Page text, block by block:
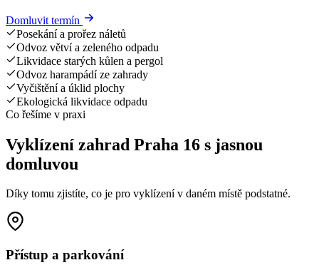
Domluvit termín
Posekání a prořez náletů
Odvoz větví a zeleného odpadu
Likvidace starých kůlen a pergol
Odvoz harampádí ze zahrady
Vyčištění a úklid plochy
Ekologická likvidace odpadu
Co řešíme v praxi
Vyklízení zahrad Praha 16 s jasnou
domluvou
Díky tomu zjistíte, co je pro vyklízení v daném místě podstatné.
Přístup a parkování